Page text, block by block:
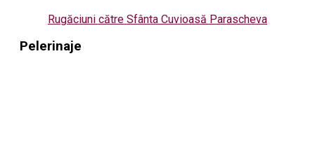
Rugăciuni către Sfânta Cuvioasă Parascheva
Pelerinaje